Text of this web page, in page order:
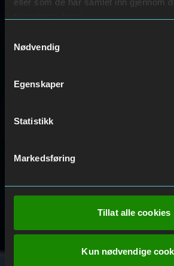
eller som de har samlet inn gjennom
Nødvendig
Egenskaper
Statistikk
Markedsføring
Tillat alle cookies
Kun nødvendige